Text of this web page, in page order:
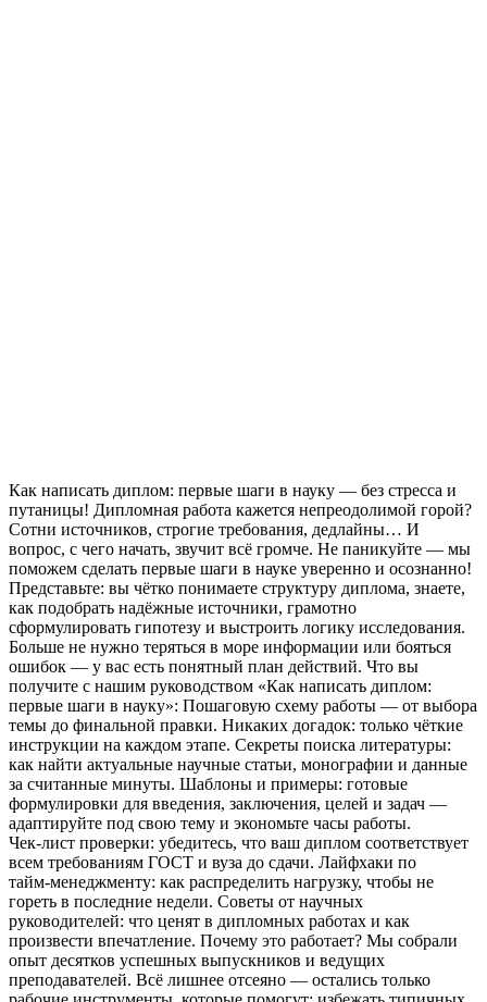
Как написать диплом: первые шаги в науку — без стресса и
путаницы! Дипломная работа кажется непреодолимой горой?
Сотни источников, строгие требования, дедлайны… И
вопрос, с чего начать, звучит всё громче. Не паникуйте — мы
поможем сделать первые шаги в науке уверенно и осознанно!
Представьте: вы чётко понимаете структуру диплома, знаете,
как подобрать надёжные источники, грамотно
сформулировать гипотезу и выстроить логику исследования.
Больше не нужно теряться в море информации или бояться
ошибок — у вас есть понятный план действий. Что вы
получите с нашим руководством «Как написать диплом:
первые шаги в науку»: Пошаговую схему работы — от выбора
темы до финальной правки. Никаких догадок: только чёткие
инструкции на каждом этапе. Секреты поиска литературы:
как найти актуальные научные статьи, монографии и данные
за считанные минуты. Шаблоны и примеры: готовые
формулировки для введения, заключения, целей и задач —
адаптируйте под свою тему и экономьте часы работы.
Чек‑лист проверки: убедитесь, что ваш диплом соответствует
всем требованиям ГОСТ и вуза до сдачи. Лайфхаки по
тайм‑менеджменту: как распределить нагрузку, чтобы не
гореть в последние недели. Советы от научных
руководителей: что ценят в дипломных работах и как
произвести впечатление. Почему это работает? Мы собрали
опыт десятков успешных выпускников и ведущих
преподавателей. Всё лишнее отсеяно — остались только